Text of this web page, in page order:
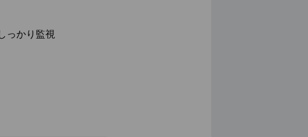
っかり監視